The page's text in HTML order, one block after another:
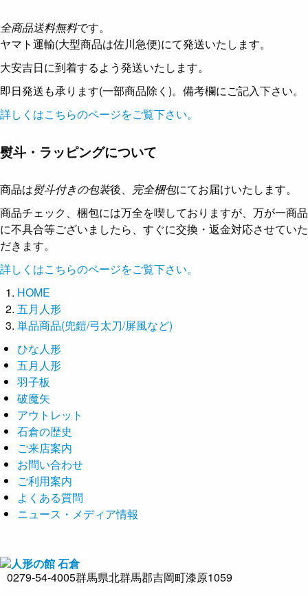
全商品送料無料です。
ヤマト運輸(大型商品は佐川急便)にて発送いたします。
大安吉日に到着するよう発送いたします。
即日発送も承ります(一部商品除く)。備考欄にご記入下さい。
詳しくはこちらのページをご覧下さい。
熨斗・ラッピングについて
商品は熨斗付きの包装後、 完全梱包にてお届けいたします。
商品チェック、梱包には万全を喫しておりますが、万が一商品
に不具合等ございましたら、すぐに交換・返金対応させていた
だきます。
詳しくはこちらのページをご覧下さい。
HOME
五月人形
単品商品(兜鎧/弓太刀/屏風など)
ひな人形
五月人形
羽子板
破魔矢
アウトレット
石倉の歴史
ご来店案内
お問い合わせ
ご利用案内
よくある質問
ニュース・メディア情報
0279-54-4005群馬県北群馬郡吉岡町漆原1059